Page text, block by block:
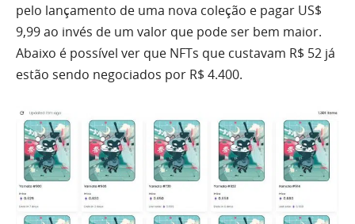
pelo lançamento de uma nova coleção e pagar US$
9,99 ao invés de um valor que pode ser bem maior.
Abaixo é possível ver que NFTs que custavam R$ 52 já
estão sendo negociados por R$ 4.400.